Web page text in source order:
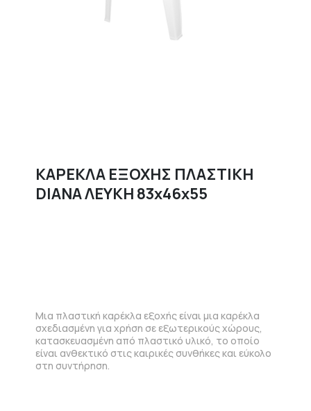
ΚΑΡΕΚΛΑ ΕΞΟΧΗΣ ΠΛΑΣΤΙΚΗ
DIANA ΛΕΥΚΗ 83x46x55
Μια πλαστική καρέκλα εξοχής είναι μια καρέκλα
σχεδιασμένη για χρήση σε εξωτερικούς χώρους,
κατασκευασμένη από πλαστικό υλικό, το οποίο
είναι ανθεκτικό στις καιρικές συνθήκες και εύκολο
στη συντήρηση.